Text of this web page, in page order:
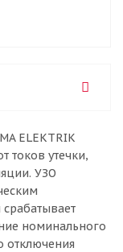
ELEKTRIK
токов утечки,
УЗО
номинального
отключения